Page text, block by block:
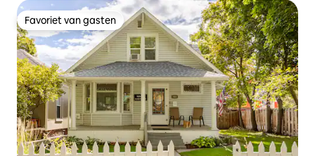
Favoriet van gasten
Favoriet van gasten